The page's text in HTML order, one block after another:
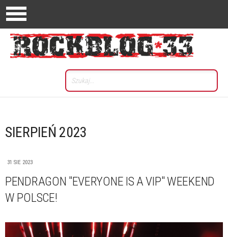
SIERPIEŃ 2023
31 SIE 2023
PENDRAGON "EVERYONE IS A VIP" WEEKEND
W POLSCE!